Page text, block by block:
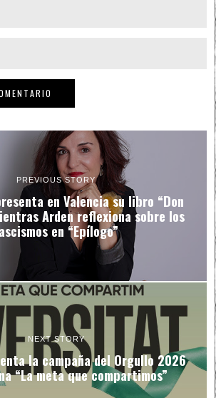
PREVIOUS STORY
en Valencia su libro “Don
Arden reflexiona sobre los
en “Epílogo”
NEXT STORY
la campaña del Orgullo 2026
“La meta que compartimos”